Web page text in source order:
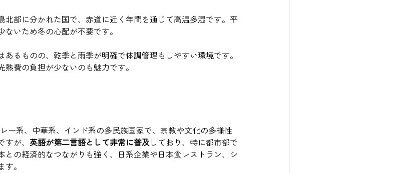
北部に分かれた国で、赤道に近く年間を通じて高温多湿です。平
いため冬の心配が不要です。
るものの、乾季と雨季が明確で体調管理もしやすい環境です。
費の負担が少ないのも魅力です。
ー系、中華系、インド系の多民族国家で、宗教や文化の多様性
が、 英語が第二言語として非常に普及しており、特に都市部で
との経済的なつながりも強く、日系企業や日本食レストラン、シ
。